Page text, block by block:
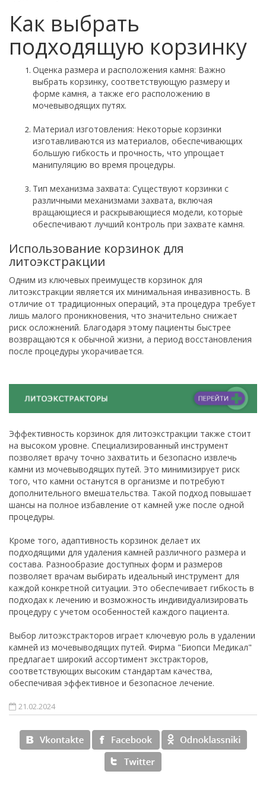
Как выбрать
подходящую корзинку
Оценка размера и расположения камня: Важно
выбрать корзинку, соответствующую размеру и
форме камня, а также его расположению в
мочевыводящих путях.
Материал изготовления: Некоторые корзинки
изготавливаются из материалов, обеспечивающих
большую гибкость и прочность, что упрощает
манипуляцию во время процедуры.
Тип механизма захвата: Существуют корзинки с
различными механизмами захвата, включая
вращающиеся и раскрывающиеся модели, которые
обеспечивают лучший контроль при захвате камня.
Использование корзинок для
литоэкстракции
Одним из ключевых преимуществ корзинок для
литоэкстракции является их минимальная инвазивность. В
отличие от традиционных операций, эта процедура требует
лишь малого проникновения, что значительно снижает
риск осложнений. Благодаря этому пациенты быстрее
возвращаются к обычной жизни, а период восстановления
после процедуры укорачивается.
Эффективность корзинок для литоэкстракции также стоит
на высоком уровне. Специализированный инструмент
позволяет врачу точно захватить и безопасно извлечь
камни из мочевыводящих путей. Это минимизирует риск
того, что камни останутся в организме и потребуют
дополнительного вмешательства. Такой подход повышает
шансы на полное избавление от камней уже после одной
процедуры.
Кроме того, адаптивность корзинок делает их
подходящими для удаления камней различного размера и
состава. Разнообразие доступных форм и размеров
позволяет врачам выбирать идеальный инструмент для
каждой конкретной ситуации. Это обеспечивает гибкость в
подходах к лечению и возможность индивидуализировать
процедуру с учетом особенностей каждого пациента.
Выбор литоэкстракторов играет ключевую роль в удалении
камней из мочевыводящих путей. Фирма "Биопси Медикал"
предлагает широкий ассортимент экстракторов,
соответствующих высоким стандартам качества,
обеспечивая эффективное и безопасное лечение.
21.02.2024